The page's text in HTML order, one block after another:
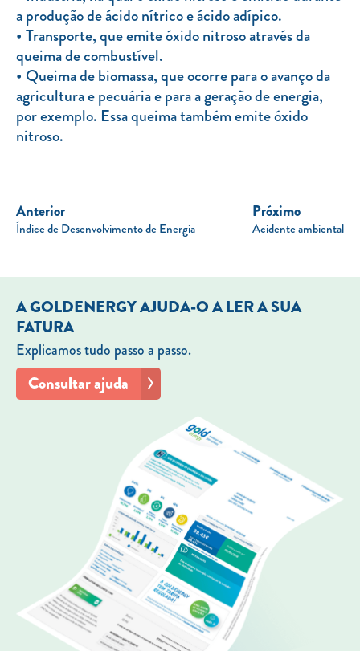
a produção de ácido nítrico e ácido adípico.
Transporte, que emite óxido nitroso através da
queima de combustível.
Queima de biomassa, que ocorre para o avanço da
agricultura e pecuária e para a geração de energia,
por exemplo. Essa queima também emite óxido
nitroso.
Anterior
Índice de Desenvolvimento de Energia
Próximo
Acidente ambiental
A GOLDENERGY AJUDA-O A LER A SUA
FATURA
Explicamos tudo passo a passo.
Consultar ajuda